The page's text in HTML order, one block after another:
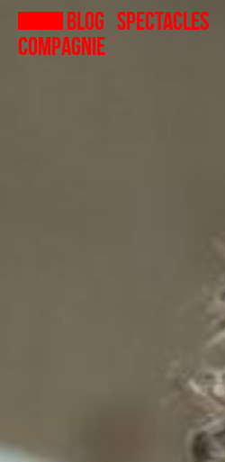
Blog Spectacles
Compagnie